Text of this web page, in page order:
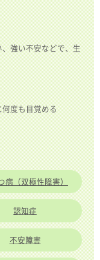
強い不安などで、生
度も目覚める
病（双極性障害）
認知症
不安障害